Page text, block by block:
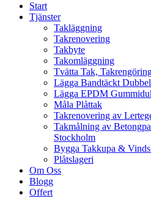
Start
Tjänster
Takläggning
Takrenovering
Takbyte
Takomläggning
Tvätta Tak,
Lägga Bandtäckt
Lägga EPDM
Måla Plåttak
Takrenovering av
Takmålning av
Stockholm
Bygga Takkupa &
Plåtslageri
Om Oss
Blogg
Offert